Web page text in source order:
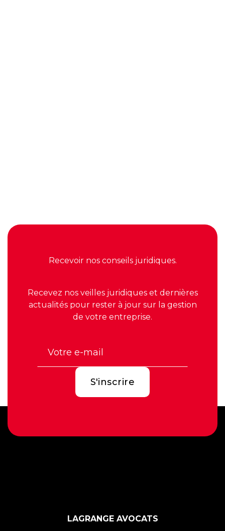
Recevoir nos conseils juridiques.
Recevez nos veilles juridiques et dernières
actualités pour rester à jour sur la gestion
de votre entreprise.
LAGRANGE AVOCATS